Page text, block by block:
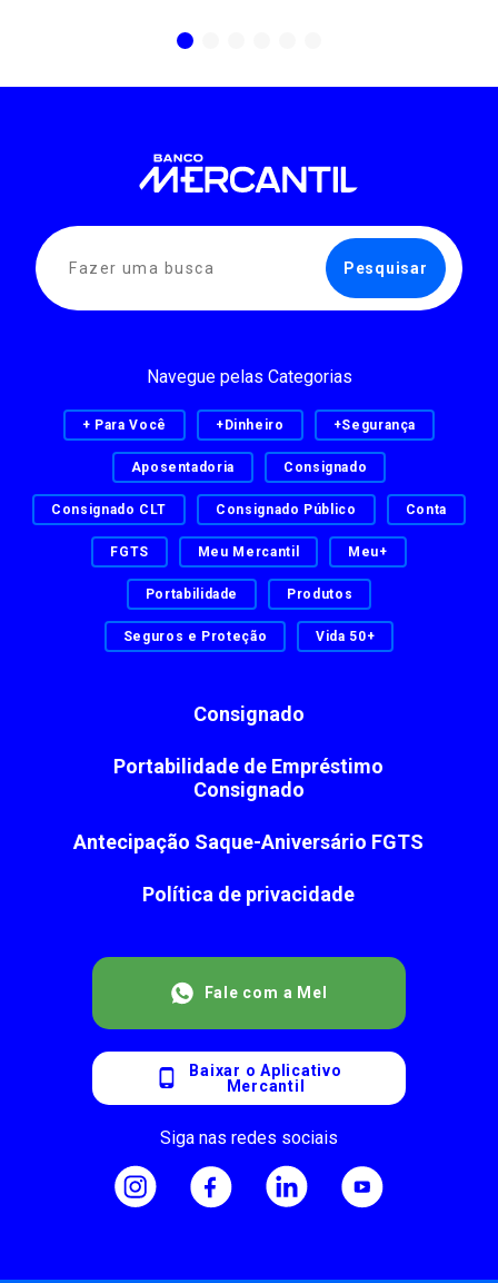
Consignado
Portabilidade de Empréstimo
Consignado
Antecipação Saque-Aniversário FGTS
Política de privacidade
Fale com a Mel
Baixar o Aplicativo
Mercantil
Siga nas redes sociais
Navegue pelas Categorias
+ Para Você +Dinheiro +Segurança
Aposentadoria Consignado
Consignado CLT Consignado Público Conta
FGTS Meu Mercantil Meu+
Portabilidade Produtos
Seguros e Proteção Vida 50+